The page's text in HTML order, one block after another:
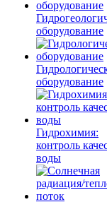
оборудование
оборудование
Гидрохимия:
контроль
воды